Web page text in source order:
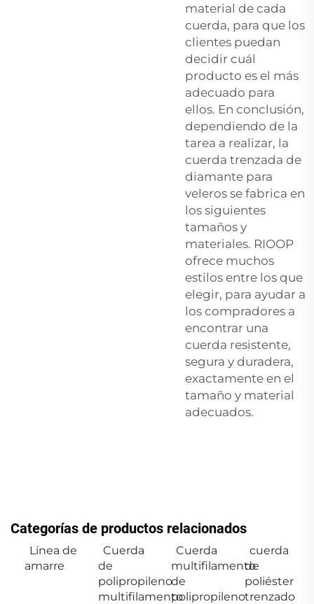
material de cada
cuerda, para que los
clientes puedan
decidir cuál
producto es el más
adecuado para
ellos. En conclusión,
dependiendo de la
tarea a realizar, la
cuerda trenzada de
diamante para
veleros se fabrica en
los siguientes
tamaños y
materiales. RIOOP
ofrece muchos
estilos entre los que
elegir, para ayudar a
los compradores a
encontrar una
cuerda resistente,
segura y duradera,
exactamente en el
tamaño y material
adecuados.
Categorías de productos relacionados
Línea de
amarre
Cuerda
de
polipropileno
multifilamento
Cuerda
multifilamento
de
polipropileno
cuerda
de
poliéster
trenzado